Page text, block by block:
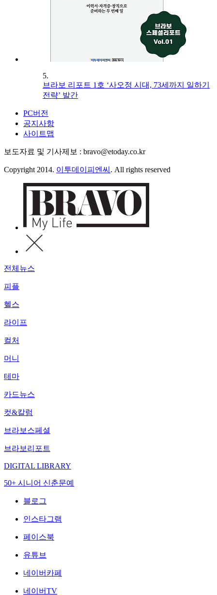
5.
브라보 리포트 1호 ‘사오정 시대, 73세까지 일하기
전략’ 발간
PC버전
공지사항
사이트맵
보도자료 및 기사제보 : bravo@etoday.co.kr
Copyright 2014. 이투데이피엔씨 . All rights reserved
전체뉴스
피플
헬스
라이프
컬처
머니
테마
카드뉴스
컷&칼럼
브라보스페셜
브라보리포트
DIGITAL LIBRARY
50+ 시니어 신춘문예
블로그
인스타그램
페이스북
유튜브
네이버카페
네이버TV